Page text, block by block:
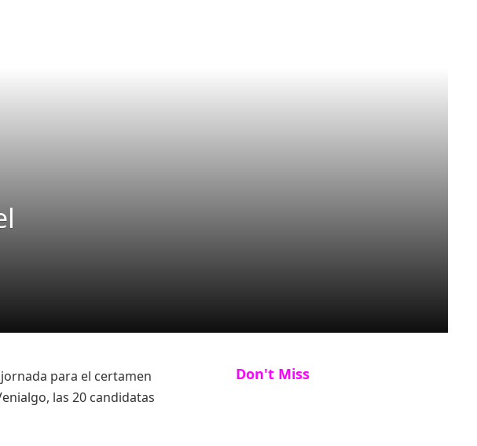
para el certamen
las 20 candidatas
Don't Miss